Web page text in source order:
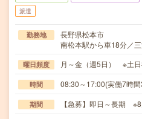
派遣
勤務地
長野県松本市
南松本駅から車18分／
曜日頻度 月～金（週5日） ※土
時間 08:30～17:00(実働7時
期間
【急募】即日～長期 ※8